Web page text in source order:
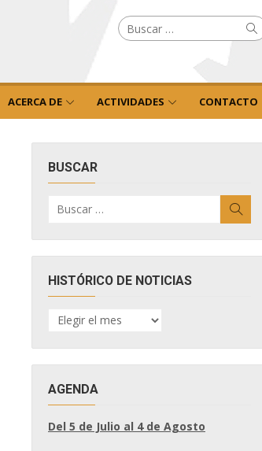
Buscar
por:
ACERCA DE ACTIVIDADES CONTACTO
BUSCAR
por:
HISTÓRICO DE NOTICIAS
HISTÓRICO
DE
AGENDA
Del 5 de Julio al 4 de Agosto